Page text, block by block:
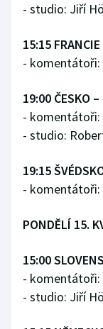
- studio: Jiří
15:15
- komentátoři:
19:00 ČESKO
- komentátoři:
- studio:
19:15
- komentátoři:
PONDĚLÍ 15.
15:00
- komentátoři:
- studio: Jiří